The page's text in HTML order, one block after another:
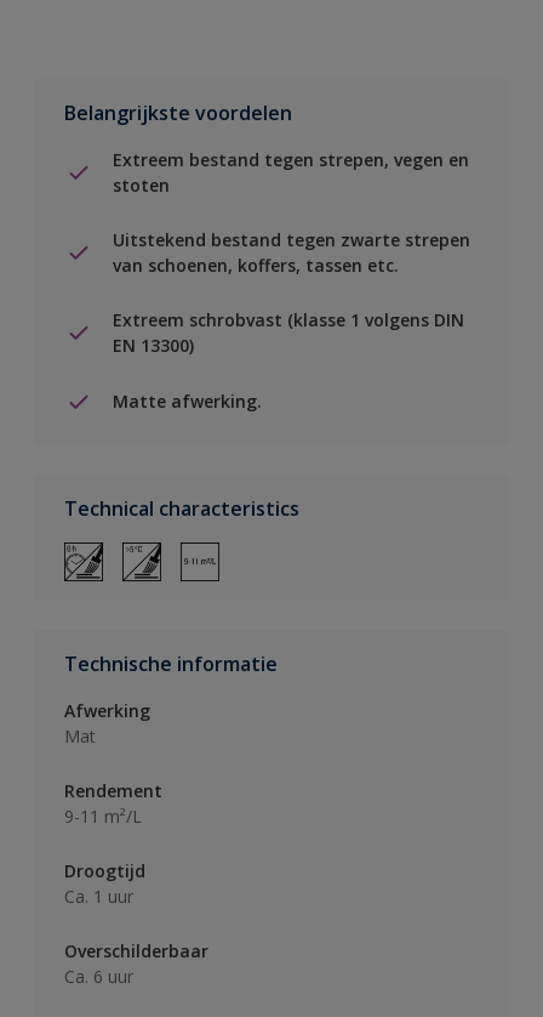
Belangrijkste voordelen
Extreem bestand tegen strepen, vegen en
stoten
Uitstekend bestand tegen zwarte strepen
van schoenen, koffers, tassen etc.
Extreem schrobvast (klasse 1 volgens DIN
EN 13300)
Matte afwerking.
Technical characteristics
Technische informatie
Afwerking
Mat
Rendement
9-11 m²/L
Droogtijd
Ca. 1 uur
Overschilderbaar
Ca. 6 uur